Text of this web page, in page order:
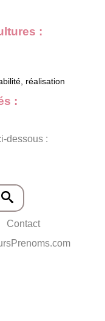
:
réalisation
:
dessous :
Contact